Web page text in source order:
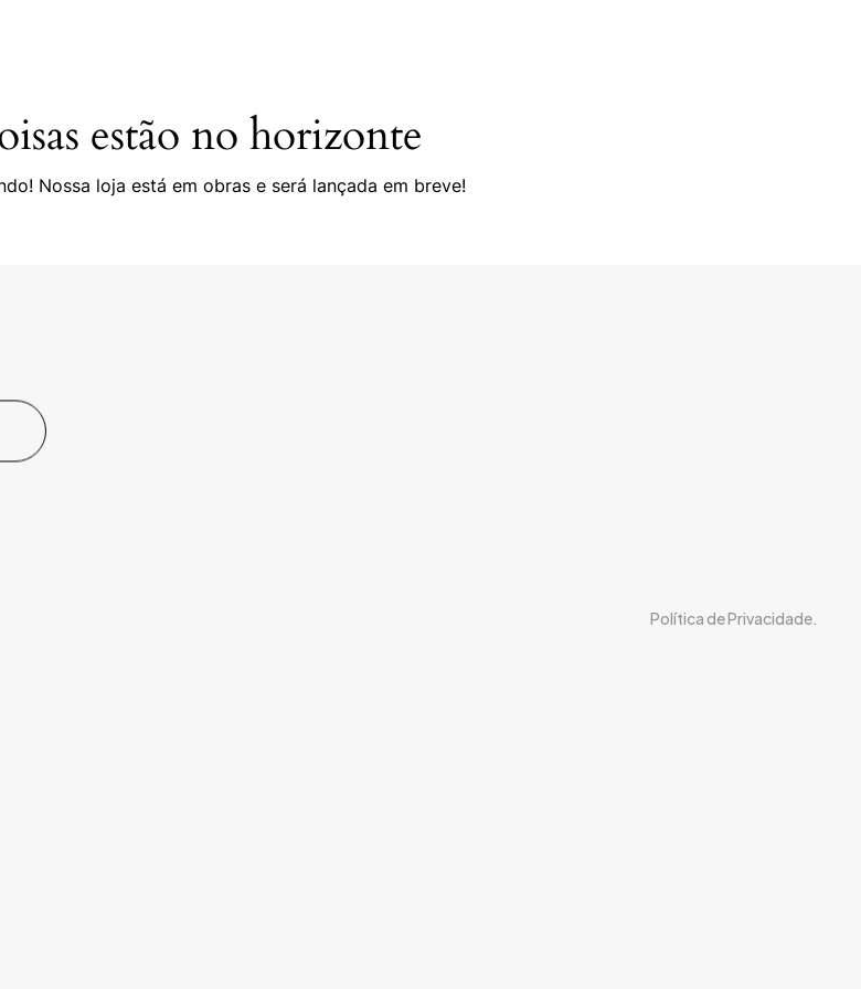
estão no horizonte
Nossa loja está em obras e será lançada em breve!
Política de Privacidade.